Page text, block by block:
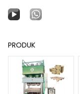
PRODUK